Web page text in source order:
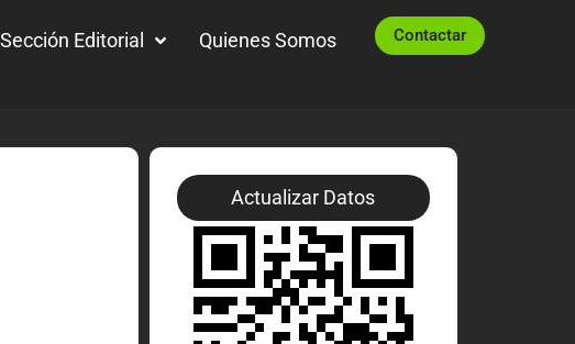
Sección Editorial Quienes Somos Contactar
Actualizar Datos